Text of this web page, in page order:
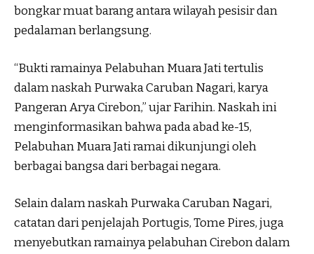
bongkar muat barang antara wilayah pesisir dan
pedalaman berlangsung.
“Bukti ramainya Pelabuhan Muara Jati tertulis
dalam naskah Purwaka Caruban Nagari, karya
Pangeran Arya Cirebon,” ujar Farihin. Naskah ini
menginformasikan bahwa pada abad ke-15,
Pelabuhan Muara Jati ramai dikunjungi oleh
berbagai bangsa dari berbagai negara.
Selain dalam naskah Purwaka Caruban Nagari,
catatan dari penjelajah Portugis, Tome Pires, juga
menyebutkan ramainya pelabuhan Cirebon dalam